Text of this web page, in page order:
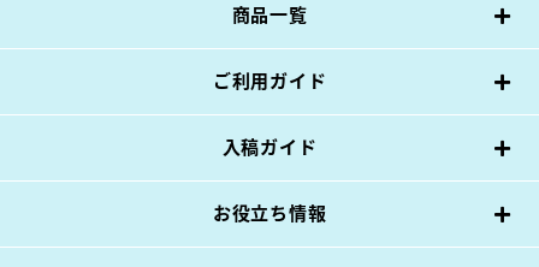
商品一覧
ご利用ガイド
入稿ガイド
お役立ち情報